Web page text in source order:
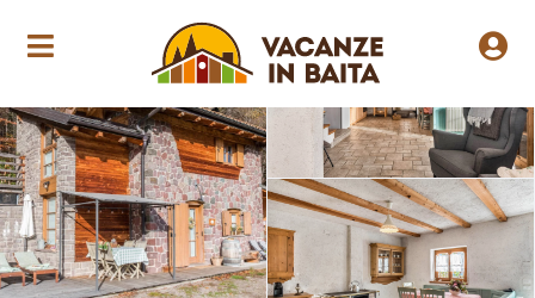
Jährliche Eröffnung